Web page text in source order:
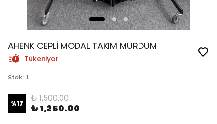
AHENK CEPLİ MODAL TAKIM MÜRDÜM
Tükeniyor
Stok: 1
%17 ₺ 1,500.00
₺ 1,250.00